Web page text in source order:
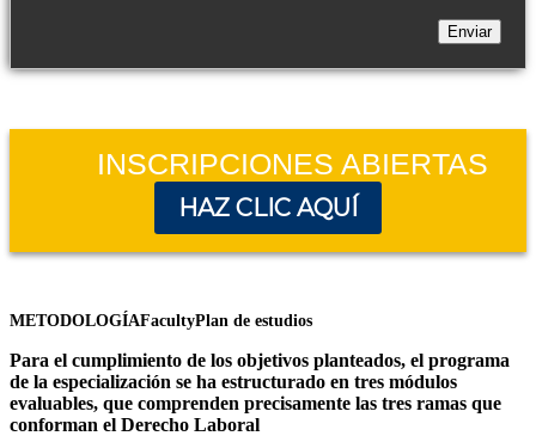
INSCRIPCIONES ABIERTAS
HAZ CLIC AQUÍ
METODOLOGÍAFacultyPlan de estudios
Para el cumplimiento de los objetivos planteados, el programa
de la especialización se ha estructurado en tres módulos
evaluables, que comprenden precisamente las tres ramas que
conforman el Derecho Laboral